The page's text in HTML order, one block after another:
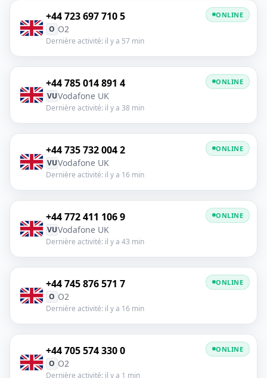
+44 723 697 710 5
O O2
Dernière activité: il y a 57 min
ONLINE
+44 785 014 891 4
VUVodafone UK
Dernière activité: il y a 38 min
ONLINE
+44 735 732 004 2
VUVodafone UK
Dernière activité: il y a 16 min
ONLINE
+44 772 411 106 9
VUVodafone UK
Dernière activité: il y a 43 min
ONLINE
+44 745 876 571 7
O O2
Dernière activité: il y a 16 min
ONLINE
+44 705 574 330 0
O O2
Dernière activité: il y a 1 min
ONLINE